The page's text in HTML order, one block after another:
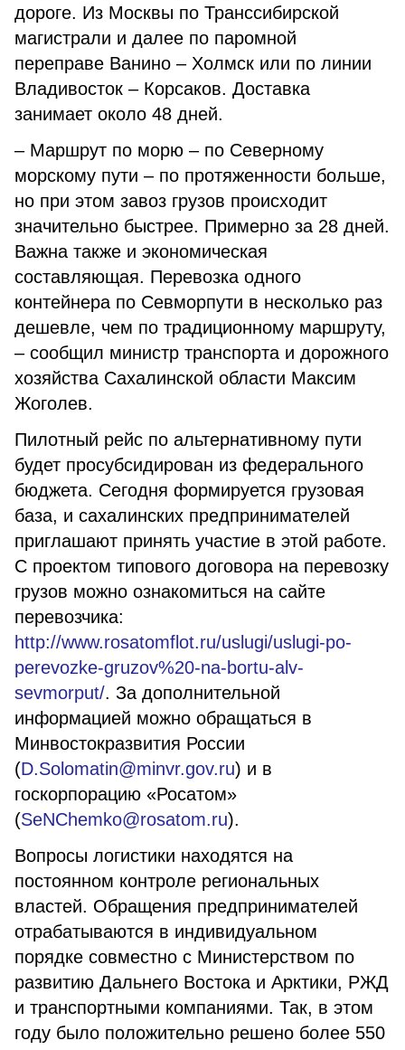
дороге. Из Москвы по Транссибирской
магистрали и далее по паромной
переправе Ванино – Холмск или по линии
Владивосток – Корсаков. Доставка
занимает около 48 дней.
– Маршрут по морю – по Северному
морскому пути – по протяженности больше,
но при этом завоз грузов происходит
значительно быстрее. Примерно за 28 дней.
Важна также и экономическая
составляющая. Перевозка одного
контейнера по Севморпути в несколько раз
дешевле, чем по традиционному маршруту,
– сообщил министр транспорта и дорожного
хозяйства Сахалинской области Максим
Жоголев.
Пилотный рейс по альтернативному пути
будет просубсидирован из федерального
бюджета. Сегодня формируется грузовая
база, и сахалинских предпринимателей
приглашают принять участие в этой работе.
С проектом типового договора на перевозку
грузов можно ознакомиться на сайте
перевозчика:
http://www.rosatomflot.ru/uslugi/uslugi-po-
perevozke-gruzov%20-na-bortu-alv-
sevmorput/. За дополнительной
информацией можно обращаться в
Минвостокразвития России
(D.Solomatin@minvr.gov.ru) и в
госкорпорацию «Росатом»
(SeNChemko@rosatom.ru).
Вопросы логистики находятся на
постоянном контроле региональных
властей. Обращения предпринимателей
отрабатываются в индивидуальном
порядке совместно с Министерством по
развитию Дальнего Востока и Арктики, РЖД
и транспортными компаниями. Так, в этом
году было положительно решено более 550